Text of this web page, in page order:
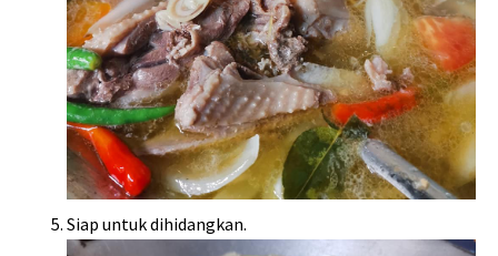
Siap untuk dihidangkan.